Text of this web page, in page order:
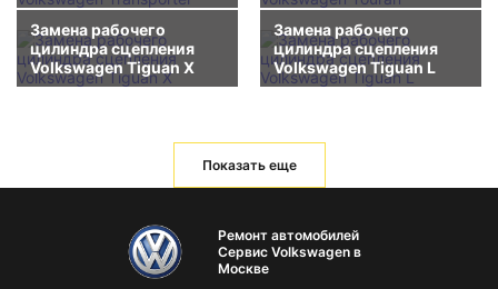
Замена рабочего
цилиндра сцепления
Volkswagen Tiguan X
Замена рабочего
цилиндра сцепления
Volkswagen Tiguan L
Показать еще
Ремонт автомобилей
Сервис Volkswagen в
Москве